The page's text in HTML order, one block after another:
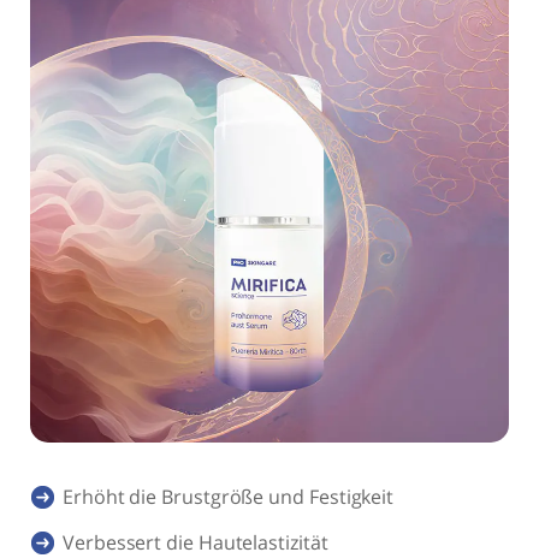
Erhöht die Brustgröße und Festigkeit
Verbessert die Hautelastizität